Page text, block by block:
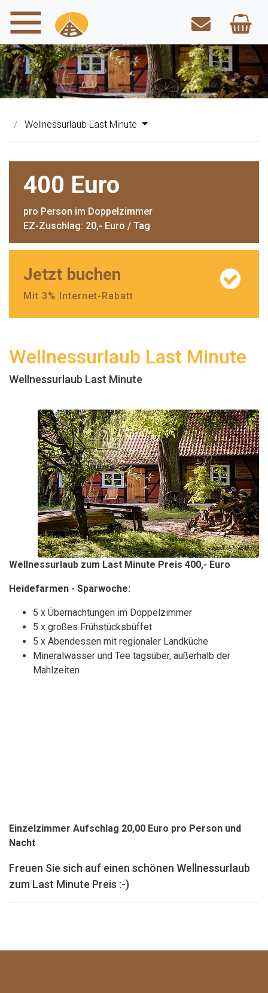
Wellnessurlaub Last Minute
400 Euro
pro Person im Doppelzimmer
EZ-Zuschlag: 20,- Euro / Tag
Jetzt buchen
Mit 3% Internet-Rabatt
Wellnessurlaub Last Minute
Wellnessurlaub Last Minute
Wellnessurlaub zum Last Minute Preis 400,- Euro
Heidefarmen - Sparwoche:
5 x Übernachtungen im Doppelzimmer
5 x großes Frühstücksbüffet
5 x Abendessen mit regionaler Landküche
Mineralwasser und Tee tagsüber, außerhalb der
Mahlzeiten
Einzelzimmer Aufschlag 20,00 Euro pro Person und
Nacht
Freuen Sie sich auf einen schönen Wellnessurlaub
zum Last Minute Preis :-)